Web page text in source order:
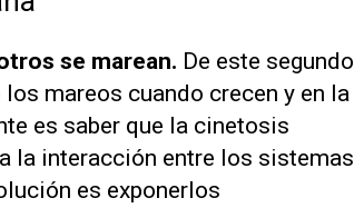
se marean. De este segundo
mareos cuando crecen y en la
es saber que la cinetosis
la interacción entre los sistemas
es exponerlos